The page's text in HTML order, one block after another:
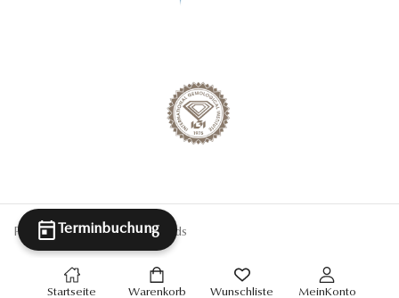
Powered By Antwerp Diamonds
Startseite Warenkorb Wunschliste MeinKonto
Terminbuchung